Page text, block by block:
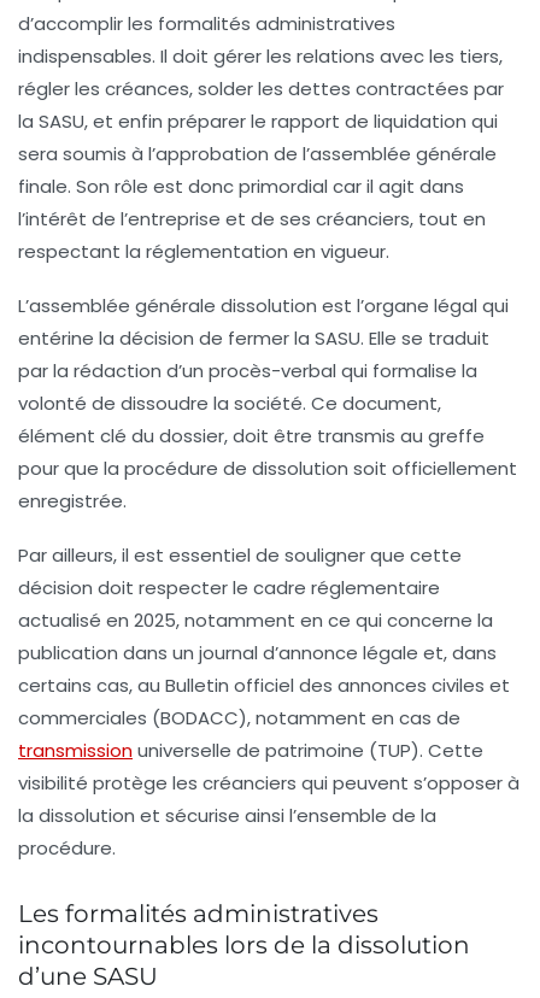
d’accomplir les formalités administratives
indispensables. Il doit gérer les relations avec les tiers,
régler les créances, solder les dettes contractées par
la SASU, et enfin préparer le rapport de liquidation qui
sera soumis à l’approbation de l’assemblée générale
finale. Son rôle est donc primordial car il agit dans
l’intérêt de l’entreprise et de ses créanciers, tout en
respectant la réglementation en vigueur.
L’assemblée générale dissolution est l’organe légal qui
entérine la décision de fermer la SASU. Elle se traduit
par la rédaction d’un procès-verbal qui formalise la
volonté de dissoudre la société. Ce document,
élément clé du dossier, doit être transmis au greffe
pour que la procédure de dissolution soit officiellement
enregistrée.
Par ailleurs, il est essentiel de souligner que cette
décision doit respecter le cadre réglementaire
actualisé en 2025, notamment en ce qui concerne la
publication dans un journal d’annonce légale et, dans
certains cas, au Bulletin officiel des annonces civiles et
commerciales (BODACC), notamment en cas de
transmissionuniverselle de patrimoine (TUP). Cette
visibilité protège les créanciers qui peuvent s’opposer à
la dissolution et sécurise ainsi l’ensemble de la
procédure.
Les formalités administratives
incontournables lors de la dissolution
d’une SASU